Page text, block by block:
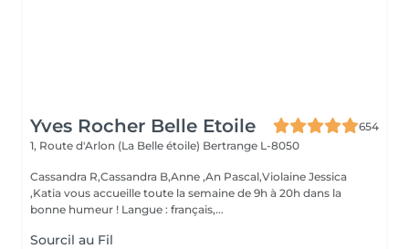
Yves Rocher Belle Etoile
654
1, Route d'Arlon (La Belle étoile) Bertrange L-8050
Cassandra R,Cassandra B,Anne ,An Pascal,Violaine Jessica
,Katia vous accueille toute la semaine de 9h à 20h dans la
bonne humeur ! Langue : français,...
Sourcil au Fil